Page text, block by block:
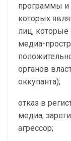
программы и
которых
лиц, которые
медиа-
органов
оккупанта);
отказ в
медиа,
агрессор;